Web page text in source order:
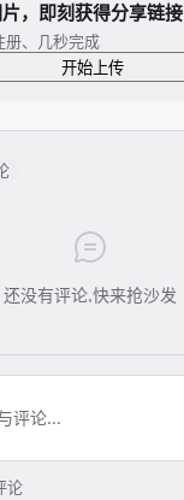
，即刻获得分享链接
册、几秒完成
开始上传
还没有评论,快来抢沙发
评论...
论